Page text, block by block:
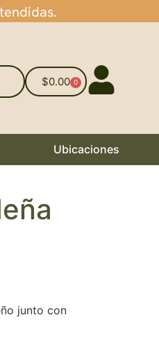
$0.00 0
Ubicaciones
junto con